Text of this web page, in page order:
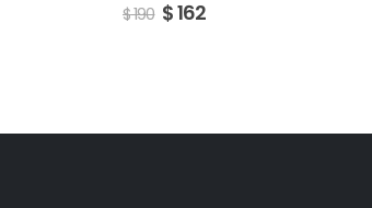
$190 $162